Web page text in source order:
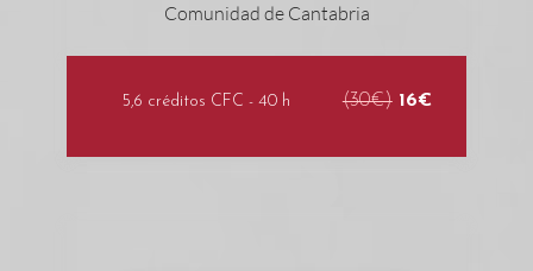
5,6 créditos CFC - 40 h (30€) 16€